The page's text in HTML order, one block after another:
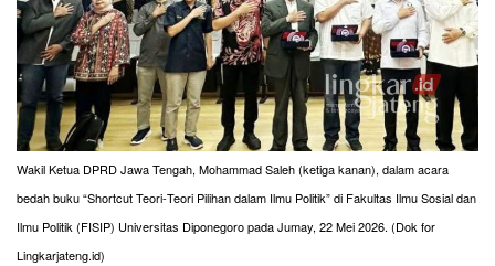
Wakil Ketua DPRD Jawa Tengah, Mohammad Saleh (ketiga kanan), dalam acara
bedah buku “Shortcut Teori‑Teori Pilihan dalam Ilmu Politik” di Fakultas Ilmu Sosial dan
Ilmu Politik (FISIP) Universitas Diponegoro pada Jumay, 22 Mei 2026. (Dok for
Lingkarjateng.id)